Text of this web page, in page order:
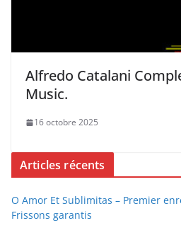
Alfredo Catalani
Music.
16 octobre 2025
Articles récents
O Amor Et Sublimitas – Premier
Frissons garantis